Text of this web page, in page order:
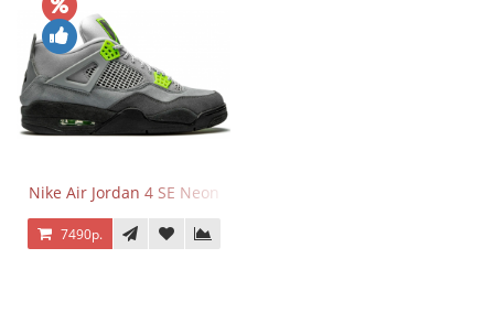
Nike Air Jordan 4 SE Neon
7490р.